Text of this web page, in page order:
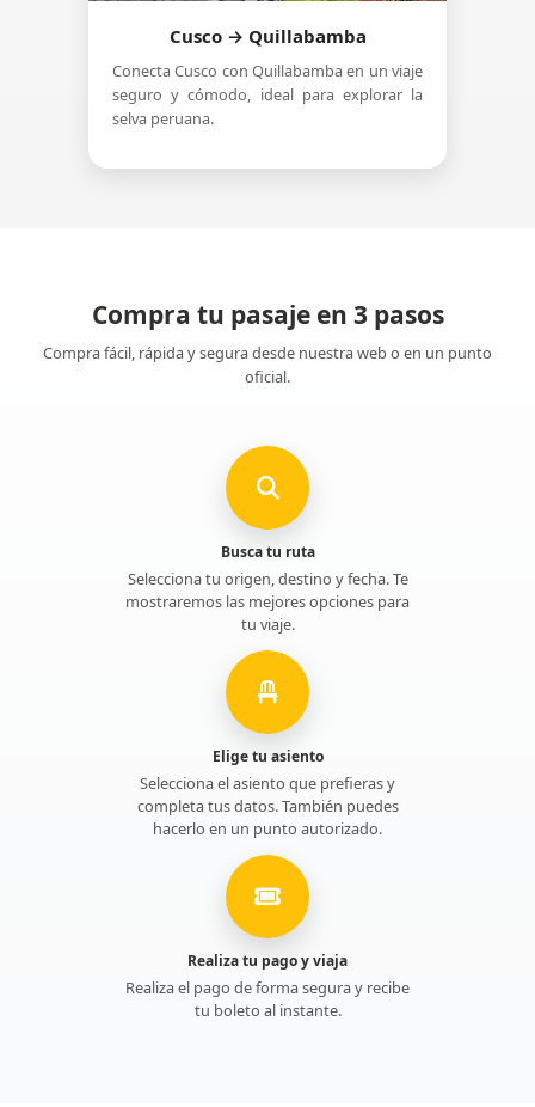
Cusco → Quillabamba
Conecta Cusco con Quillabamba en un viaje
seguro y cómodo, ideal para explorar la
selva peruana.
Compra tu pasaje en 3 pasos
Compra fácil, rápida y segura desde nuestra web o en un punto
oficial.
Busca tu ruta
Selecciona tu origen, destino y fecha. Te
mostraremos las mejores opciones para
tu viaje.
Elige tu asiento
Selecciona el asiento que prefieras y
completa tus datos. También puedes
hacerlo en un punto autorizado.
Realiza tu pago y viaja
Realiza el pago de forma segura y recibe
tu boleto al instante.